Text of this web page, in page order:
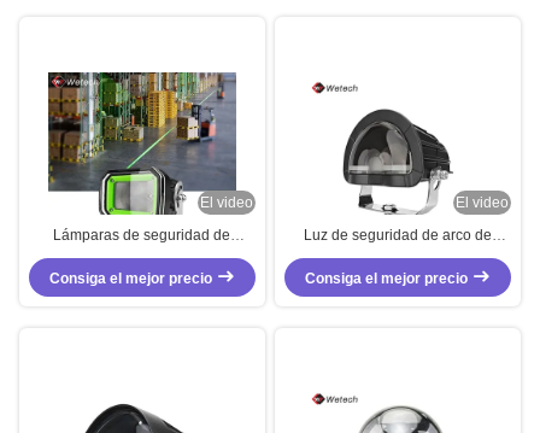
El video
Lámparas de seguridad de
montacargas azules a prueba de
agua 60W Lámpara de
montacargas personalizada
Consiga el mejor precio
El video
Luz de seguridad de arco de
carretilla elevadora 40W Luz de
seguridad de camión elevadora
azul IP67
Consiga el mejor precio